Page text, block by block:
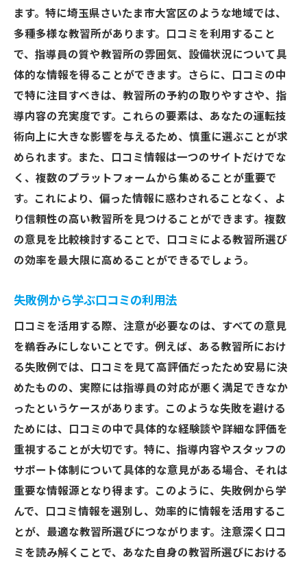
ます。特に埼玉県さいたま市大宮区のような地域では、
多種多様な教習所があります。口コミを利用すること
で、指導員の質や教習所の雰囲気、設備状況について具
体的な情報を得ることができます。さらに、口コミの中
で特に注目すべきは、教習所の予約の取りやすさや、指
導内容の充実度です。これらの要素は、あなたの運転技
術向上に大きな影響を与えるため、慎重に選ぶことが求
められます。また、口コミ情報は一つのサイトだけでな
く、複数のプラットフォームから集めることが重要で
す。これにより、偏った情報に惑わされることなく、よ
り信頼性の高い教習所を見つけることができます。複数
の意見を比較検討することで、口コミによる教習所選び
の効率を最大限に高めることができるでしょう。
失敗例から学ぶ口コミの利用法
口コミを活用する際、注意が必要なのは、すべての意見
を鵜呑みにしないことです。例えば、ある教習所におけ
る失敗例では、口コミを見て高評価だったため安易に決
めたものの、実際には指導員の対応が悪く満足できなか
ったというケースがあります。このような失敗を避ける
ためには、口コミの中で具体的な経験談や詳細な評価を
重視することが大切です。特に、指導内容やスタッフの
サポート体制について具体的な意見がある場合、それは
重要な情報源となり得ます。このように、失敗例から学
んで、口コミ情報を選別し、効率的に情報を活用するこ
とが、最適な教習所選びにつながります。注意深く口コ
ミを読み解くことで、あなた自身の教習所選びにおける